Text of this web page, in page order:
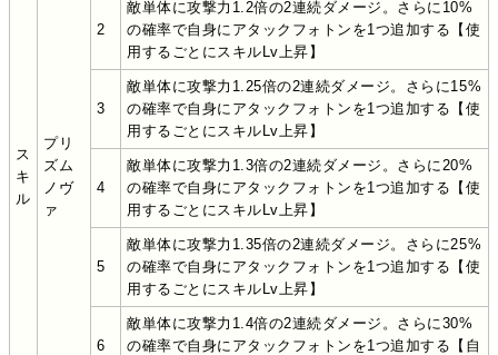
ス
キ
ル
プリ
ズム
ノヴ
ァ
2
敵単体に攻撃力1.2倍の2連続ダメージ。さらに10%
の確率で自身にアタックフォトンを1つ追加する【使
用するごとにスキルLv上昇】
3
敵単体に攻撃力1.25倍の2連続ダメージ。さらに15%
の確率で自身にアタックフォトンを1つ追加する【使
用するごとにスキルLv上昇】
4
敵単体に攻撃力1.3倍の2連続ダメージ。さらに20%
の確率で自身にアタックフォトンを1つ追加する【使
用するごとにスキルLv上昇】
5
敵単体に攻撃力1.35倍の2連続ダメージ。さらに25%
の確率で自身にアタックフォトンを1つ追加する【使
用するごとにスキルLv上昇】
6
敵単体に攻撃力1.4倍の2連続ダメージ。さらに30%
の確率で自身にアタックフォトンを1つ追加する【自